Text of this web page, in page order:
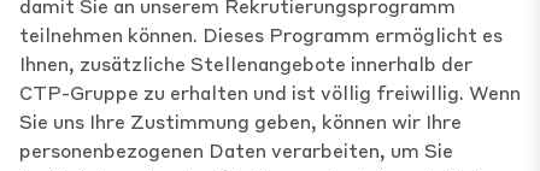
damit Sie an unserem Rekrutierungsprogramm
teilnehmen können. Dieses Programm ermöglicht es
Ihnen, zusätzliche Stellenangebote innerhalb der
CTP-Gruppe zu erhalten und ist völlig freiwillig. Wenn
Sie uns Ihre Zustimmung geben, können wir Ihre
personenbezogenen Daten verarbeiten, um Sie